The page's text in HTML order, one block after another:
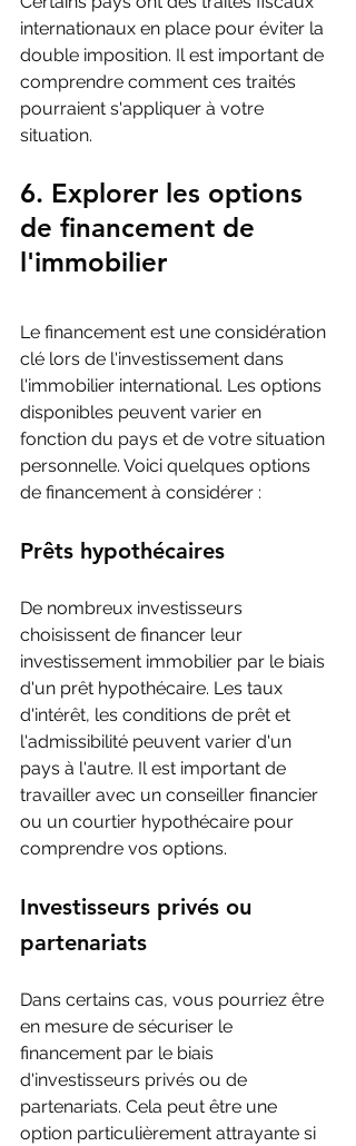
internationaux en place pour éviter la
double imposition. Il est important de
comprendre comment ces traités
pourraient s'appliquer à votre
situation.
6. Explorer les options
de financement de
l'immobilier
Le financement est une considération
clé lors de l'investissement dans
l'immobilier international. Les options
disponibles peuvent varier en
fonction du pays et de votre situation
personnelle. Voici quelques options
de financement à considérer :
Prêts hypothécaires
De nombreux investisseurs
choisissent de financer leur
investissement immobilier par le biais
d'un prêt hypothécaire. Les taux
d'intérêt, les conditions de prêt et
l'admissibilité peuvent varier d'un
pays à l'autre. Il est important de
travailler avec un conseiller financier
ou un courtier hypothécaire pour
comprendre vos options.
Investisseurs privés ou
partenariats
Dans certains cas, vous pourriez être
en mesure de sécuriser le
financement par le biais
d'investisseurs privés ou de
partenariats. Cela peut être une
option particulièrement attrayante si